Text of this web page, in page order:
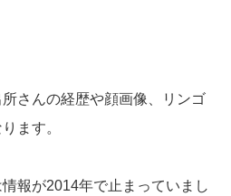
さんの経歴や顔画像、リンゴ
ます。
報が2014年で止まっていまし